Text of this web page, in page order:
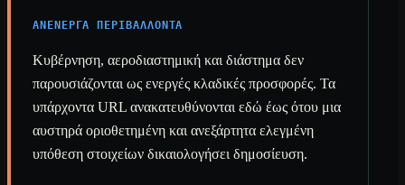
ΑΝΕΝΕΡΓΆ ΠΕΡΙΒΆΛΛΟΝΤΑ
Κυβέρνηση, αεροδιαστημική και διάστημα δεν
παρουσιάζονται ως ενεργές κλαδικές προσφορές. Τα
υπάρχοντα URL ανακατευθύνονται εδώ έως ότου μια
αυστηρά οριοθετημένη και ανεξάρτητα ελεγμένη
υπόθεση στοιχείων δικαιολογήσει δημοσίευση.